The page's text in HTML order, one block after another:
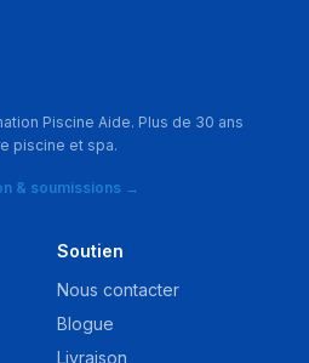
Piscine Aide. Plus de 30 ans
piscine et spa.
& soumissions →
Soutien
Nous contacter
Blogue
Livraison